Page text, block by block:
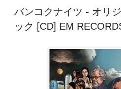
バンコクナイツ - オリ
ック [CD] EM